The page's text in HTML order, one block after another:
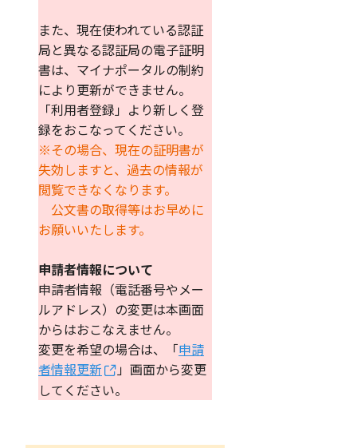
また、現在使われている認証
局と異なる認証局の電子証明
書は、マイナポータルの制約
により更新ができません。
「利用者登録」より新しく登
録をおこなってください。
※その場合、現在の証明書が
失効しますと、過去の情報が
閲覧できなくなります。
公文書の取得等はお早めに
お願いいたします。
申請者情報について
申請者情報（電話番号やメー
ルアドレス）の変更は本画面
からはおこなえません。
変更を希望の場合は、「申請
者情報更新
」画面から変更
してください。